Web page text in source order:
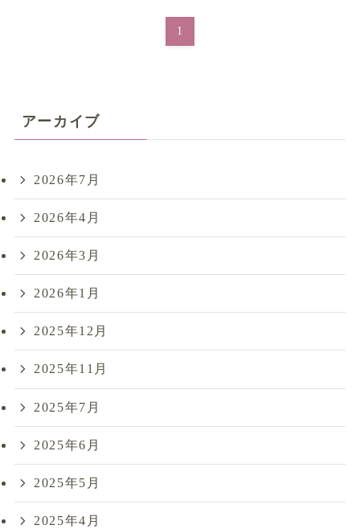
1
アーカイブ
2026年7月
2026年4月
2026年3月
2026年1月
2025年12月
2025年11月
2025年7月
2025年6月
2025年5月
2025年4月